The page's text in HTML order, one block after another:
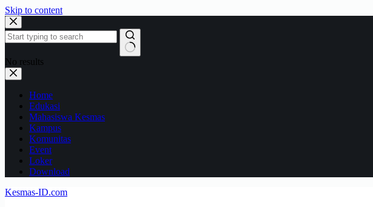
Skip to content
No results
Home
Edukasi
Mahasiswa Kesmas
Kampus
Komunitas
Event
Loker
Download
Kesmas-ID.com